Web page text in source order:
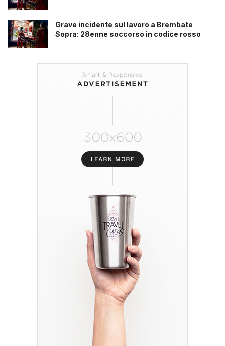
Grave incidente sul lavoro a Brembate
Sopra: 28enne soccorso in codice rosso